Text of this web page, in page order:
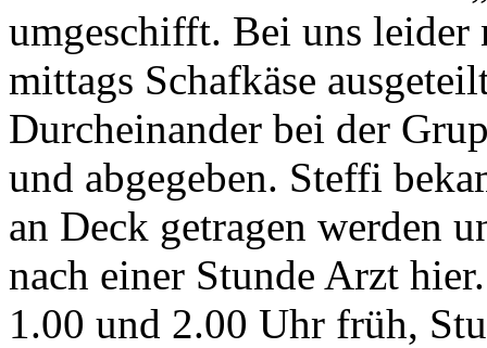
umgeschifft. Bei uns
mittags Schafkäse
Durcheinander bei der
und abgegeben. Steffi
an Deck getragen werden
nach einer Stunde Arzt
1.00 und 2.00 Uhr früh,